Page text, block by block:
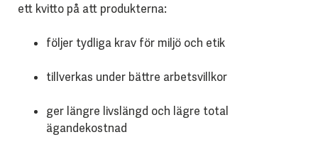
ett kvitto på att produkterna:
följer tydliga krav för miljö och etik
tillverkas under bättre arbetsvillkor
ger längre livslängd och lägre total
ägandekostnad